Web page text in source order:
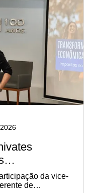
na
da vice-
de